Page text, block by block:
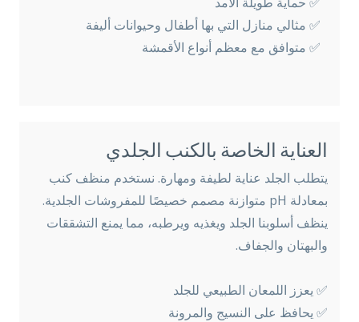
✅ مثالي منازل التي بها أطفال وحيوانات أليفة
✅ متوافق مع معظم أنواع الأقمشة
العناية الخاصة بالكنب الجلدي
يتطلب الجلد عناية لطيفة ومهارة. نستخدم منظف كنب
بمعادلة pH متوازنة مصمم خصيصًا للمفروشات الجلدية.
ينظف أسلوبنا الجلد ويغذيه ويرطبه، مما يمنع التشققات
والبهتان والجفاف.
✅ يعزز اللمعان الطبيعي للجلد
✅ يحافظ على النسيج والمرونة